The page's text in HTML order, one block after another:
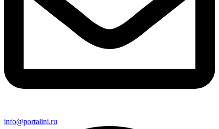
info@portalini.ru